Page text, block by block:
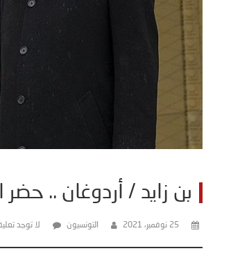
بن زايد / أردوغان .. حضر
25 نوفمبر، 2021 التونسيون لا توجد